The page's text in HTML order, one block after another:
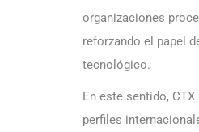
organizaciones
reforzando el papel
tecnológico.
En este sentido,
perfiles